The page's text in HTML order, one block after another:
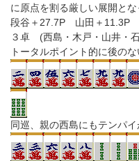
に原点を割る厳しい展開とな
段谷＋27.7P 山田＋
３卓 (西島・木戸・山井・
トータルポイント的に後の
同巡、親の西島にもテンパイ